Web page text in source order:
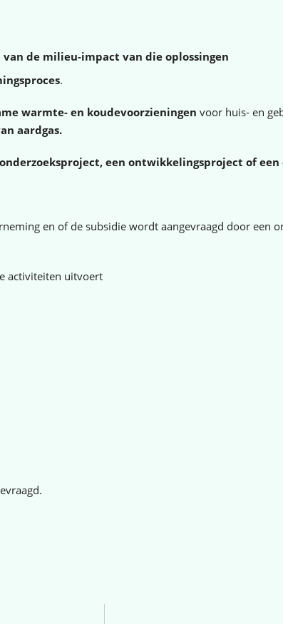
de milieu-impact van die oplossingen
.
warmte- en koudevoorzieningen voor huis- en
aardgas.
onderzoeksproject, een ontwikkelingsproject of
en of de subsidie wordt aangevraagd door een
activiteiten uitvoert